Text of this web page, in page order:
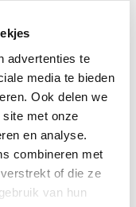
advertenties te
media te bieden
Ook delen we
met onze
en analyse.
combineren met
of die ze
van hun
biedt de Epifanes
halfglansverf
kleuren. Dit type
je niet harder dan
tot drie lagen
bescherming.
en daarom niet
is met